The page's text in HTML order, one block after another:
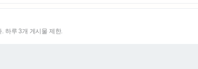
하루 3개 게시물 제한.